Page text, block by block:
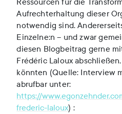
Aufrechterhaltung dieser
notwendig sind.
Einzelne:n – und zwar
diesen Blogbeitrag gerne
Frédéric Laloux
könnten (Quelle: Interview
abrufbar unter:
https://
frederic-laloux) :